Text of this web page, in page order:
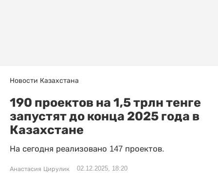
Новости Казахстана
190 проектов на 1,5 трлн тенге
запустят до конца 2025 года в
Казахстане
На сегодня реализовано 147 проектов.
Анастасия Цирулик 02.12.2025, 18:20